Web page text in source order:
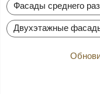
Фасады среднего
Двухэтажные